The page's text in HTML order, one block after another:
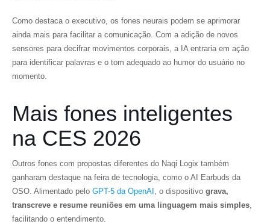
Como destaca o executivo, os fones neurais podem se aprimorar
ainda mais para facilitar a comunicação. Com a adição de novos
sensores para decifrar movimentos corporais, a IA entraria em ação
para identificar palavras e o tom adequado ao humor do usuário no
momento.
Mais fones inteligentes
na CES 2026
Outros fones com propostas diferentes do Naqi Logix também
ganharam destaque na feira de tecnologia, como o AI Earbuds da
OSO. Alimentado pelo GPT-5 da OpenAI , o dispositivo grava,
transcreve e resume reuniões em uma linguagem mais simples,
facilitando o entendimento.